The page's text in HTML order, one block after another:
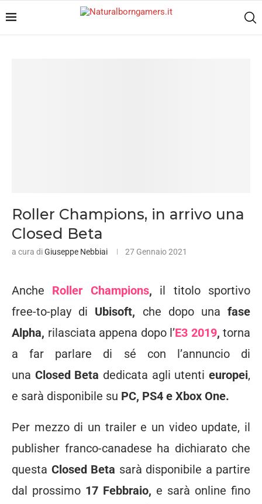
Roller Champions, in arrivo una
Closed Beta
a cura diGiuseppe Nebbiai 27 Gennaio 2021
Anche Roller Champions, il titolo sportivo
free-to-play di Ubisoft, che dopo unafase
Alpha, rilasciata appena dopo l’E3 2019, torna
a far parlare di sé con l’annuncio di
una Closed Beta dedicata agli utentieuropei,
e sarà disponibile su PC, PS4 e Xbox One.
Per mezzo di un trailer e un video update, il
publisher franco-canadese ha dichiarato che
questa Closed Beta sarà disponibile a partire
dal prossimo 17 Febbraio, e sarà online fino